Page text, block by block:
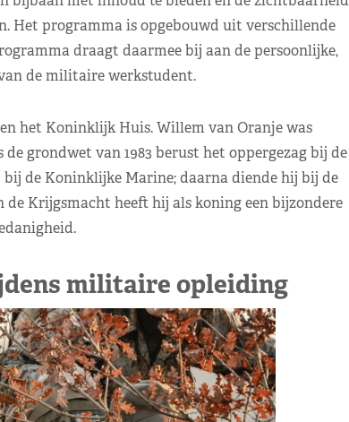
Het programma is opgebouwd uit verschillende
draagt daarmee bij aan de persoonlijke,
de militaire werkstudent.
het Koninklijk Huis. Willem van Oranje was
grondwet van 1983 berust het oppergezag bij de
de Koninklijke Marine; daarna diende hij bij de
Krijgsmacht heeft hij als koning een bijzondere
militaire opleiding